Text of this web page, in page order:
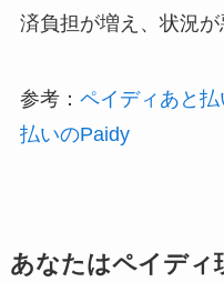
済負担が増え、状況が
参考： ペイディあと
払いのPaidy
あなたはペイディ